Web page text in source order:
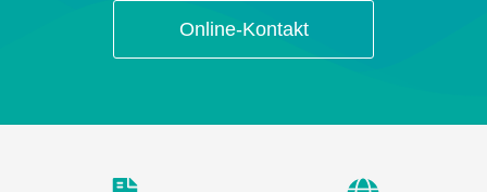
Online-Kontakt